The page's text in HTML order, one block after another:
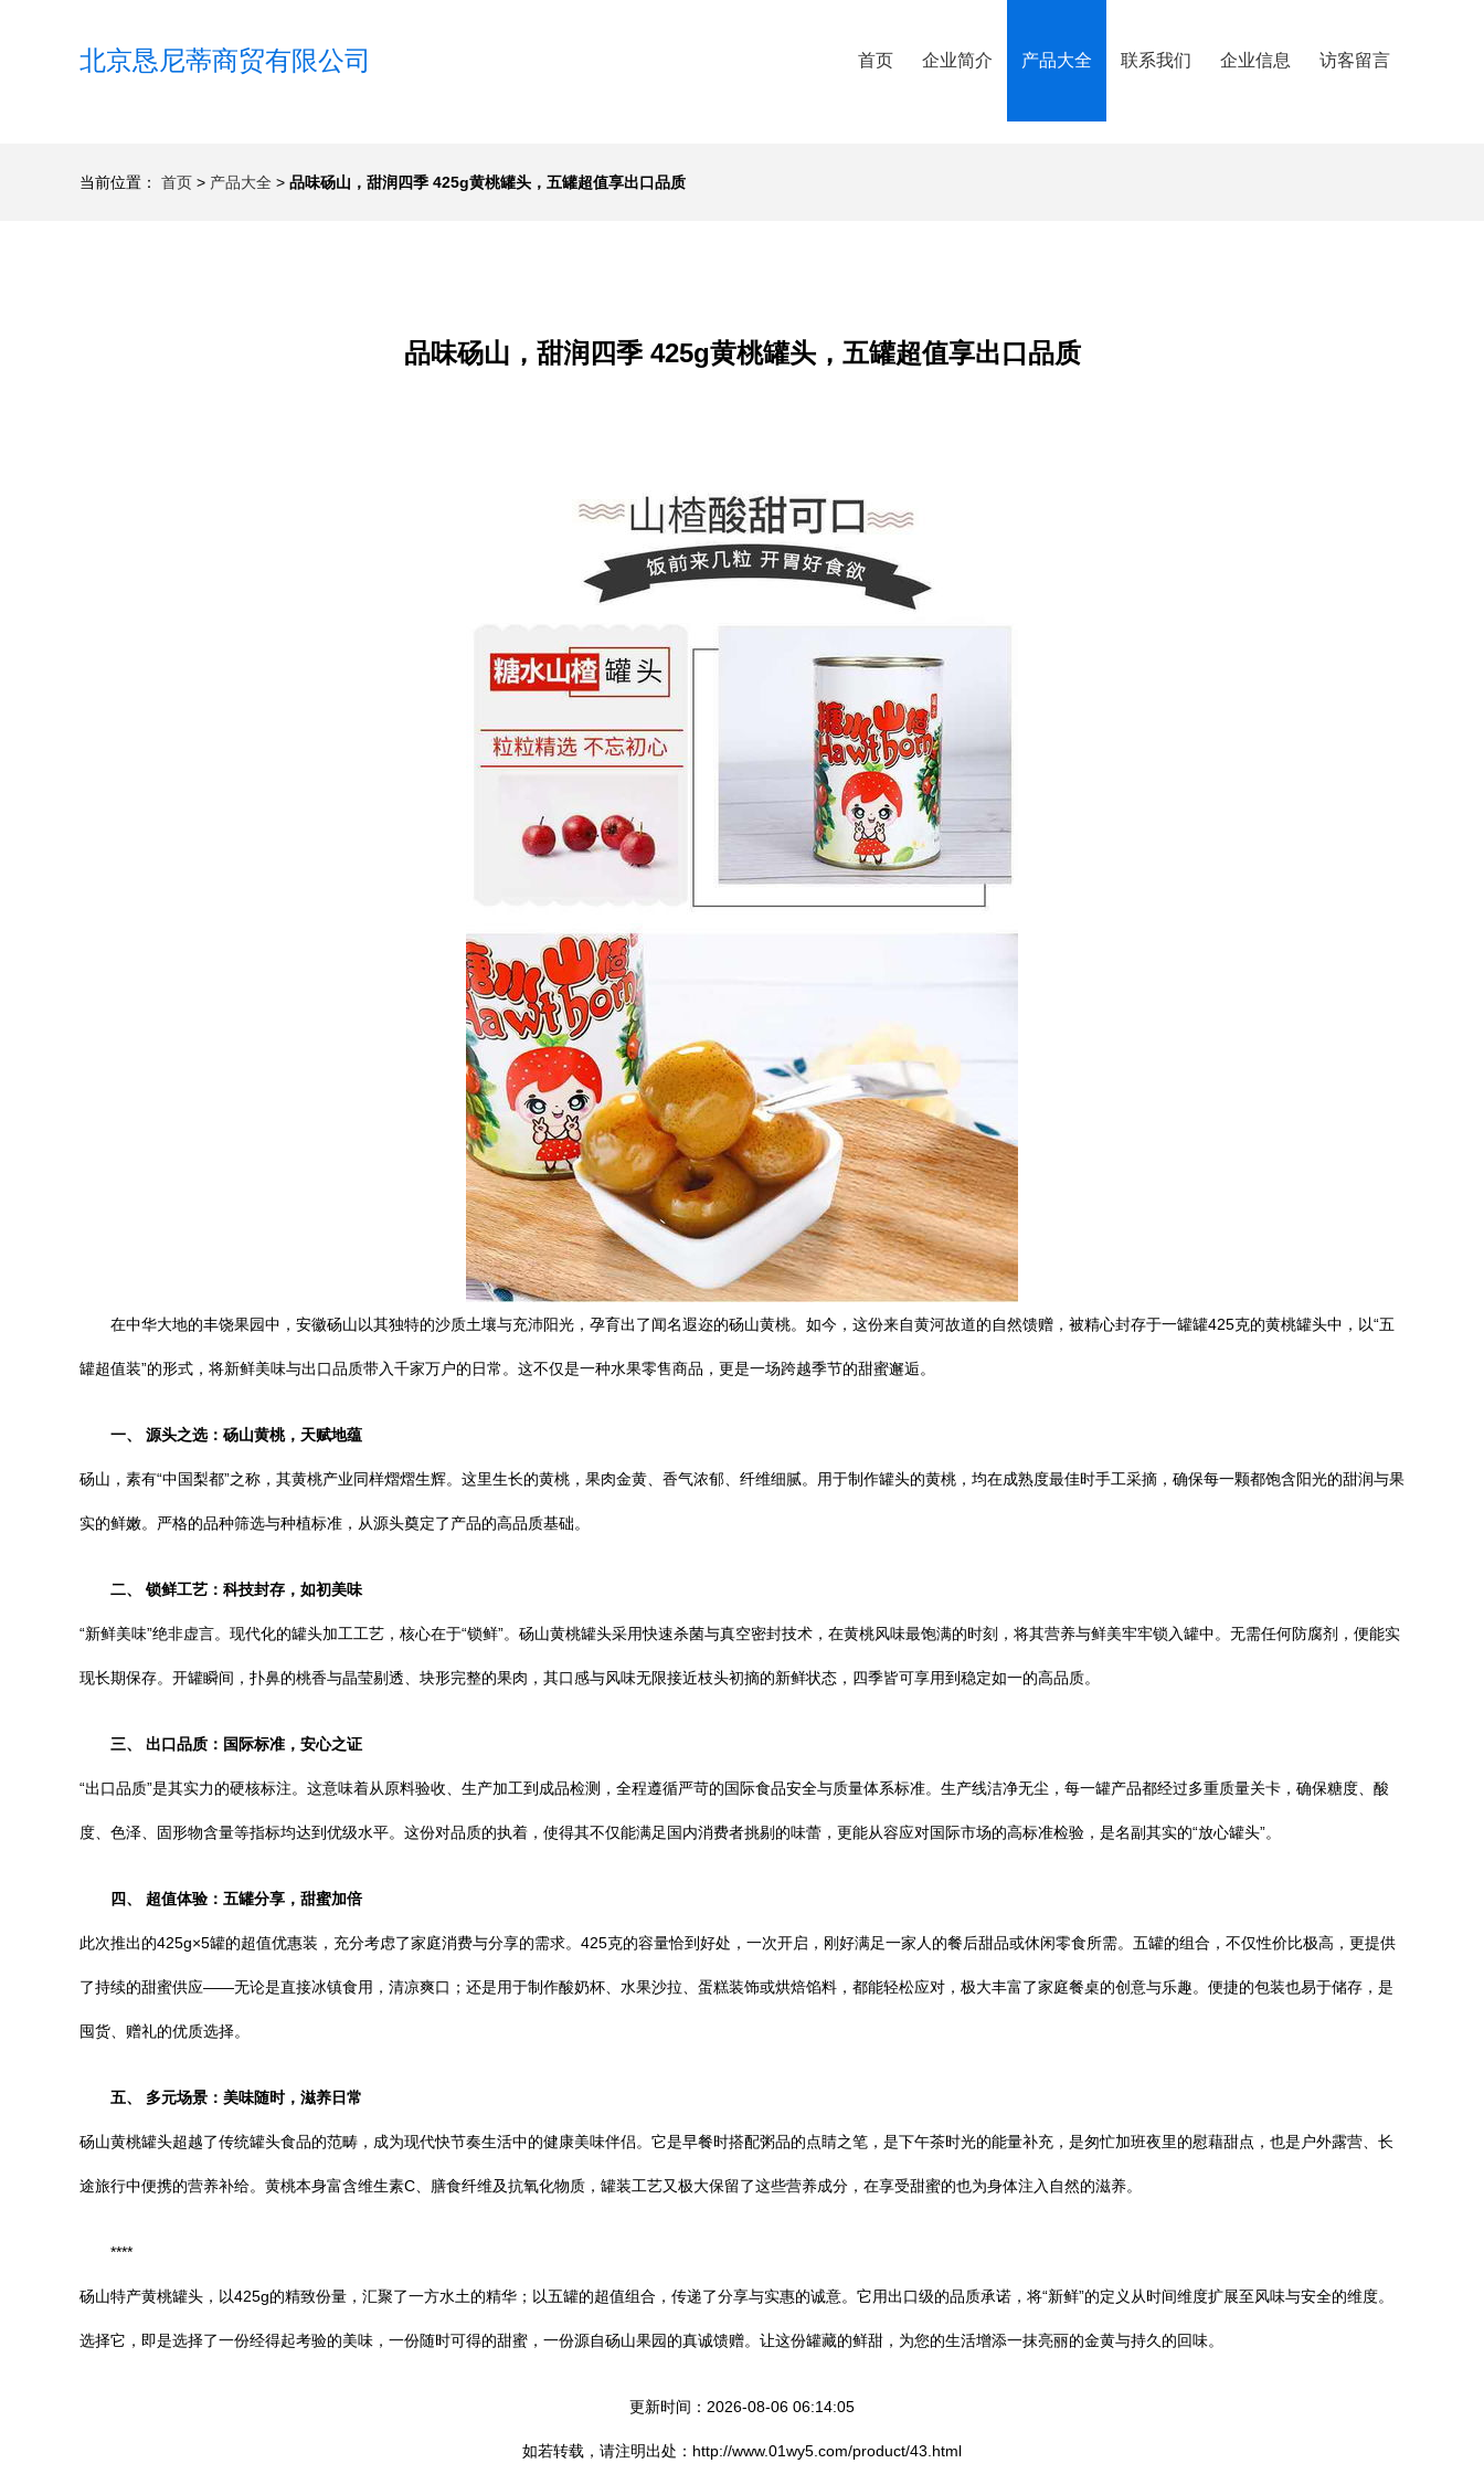
北京恳尼蒂商贸有限公司 首页 企业简介 产品大全 联系我们 企业信息 访客留言
当前位置： 首页 > 产品大全 > 品味砀山，甜润四季 425g黄桃罐头，五罐超值享出口品质
品味砀山，甜润四季 425g黄桃罐头，五罐超值享出口品质
在中华大地的丰饶果园中，安徽砀山以其独特的沙质土壤与充沛阳光，孕育出了闻名遐迩的砀山黄桃。如今，这份来自黄河故道的自然馈赠，被精心封存于一罐罐425克的黄桃罐头中，以“五
罐超值装”的形式，将新鲜美味与出口品质带入千家万户的日常。这不仅是一种水果零售商品，更是一场跨越季节的甜蜜邂逅。
一、 源头之选：砀山黄桃，天赋地蕴
砀山，素有“中国梨都”之称，其黄桃产业同样熠熠生辉。这里生长的黄桃，果肉金黄、香气浓郁、纤维细腻。用于制作罐头的黄桃，均在成熟度最佳时手工采摘，确保每一颗都饱含阳光的甜润与果
实的鲜嫩。严格的品种筛选与种植标准，从源头奠定了产品的高品质基础。
二、 锁鲜工艺：科技封存，如初美味
“新鲜美味”绝非虚言。现代化的罐头加工工艺，核心在于“锁鲜”。砀山黄桃罐头采用快速杀菌与真空密封技术，在黄桃风味最饱满的时刻，将其营养与鲜美牢牢锁入罐中。无需任何防腐剂，便能实
现长期保存。开罐瞬间，扑鼻的桃香与晶莹剔透、块形完整的果肉，其口感与风味无限接近枝头初摘的新鲜状态，四季皆可享用到稳定如一的高品质。
三、 出口品质：国际标准，安心之证
“出口品质”是其实力的硬核标注。这意味着从原料验收、生产加工到成品检测，全程遵循严苛的国际食品安全与质量体系标准。生产线洁净无尘，每一罐产品都经过多重质量关卡，确保糖度、酸
度、色泽、固形物含量等指标均达到优级水平。这份对品质的执着，使得其不仅能满足国内消费者挑剔的味蕾，更能从容应对国际市场的高标准检验，是名副其实的“放心罐头”。
四、 超值体验：五罐分享，甜蜜加倍
此次推出的425g×5罐的超值优惠装，充分考虑了家庭消费与分享的需求。425克的容量恰到好处，一次开启，刚好满足一家人的餐后甜品或休闲零食所需。五罐的组合，不仅性价比极高，更提供
了持续的甜蜜供应——无论是直接冰镇食用，清凉爽口；还是用于制作酸奶杯、水果沙拉、蛋糕装饰或烘焙馅料，都能轻松应对，极大丰富了家庭餐桌的创意与乐趣。便捷的包装也易于储存，是
囤货、赠礼的优质选择。
五、 多元场景：美味随时，滋养日常
砀山黄桃罐头超越了传统罐头食品的范畴，成为现代快节奏生活中的健康美味伴侣。它是早餐时搭配粥品的点睛之笔，是下午茶时光的能量补充，是匆忙加班夜里的慰藉甜点，也是户外露营、长
途旅行中便携的营养补给。黄桃本身富含维生素C、膳食纤维及抗氧化物质，罐装工艺又极大保留了这些营养成分，在享受甜蜜的也为身体注入自然的滋养。
****
砀山特产黄桃罐头，以425g的精致份量，汇聚了一方水土的精华；以五罐的超值组合，传递了分享与实惠的诚意。它用出口级的品质承诺，将“新鲜”的定义从时间维度扩展至风味与安全的维度。
选择它，即是选择了一份经得起考验的美味，一份随时可得的甜蜜，一份源自砀山果园的真诚馈赠。让这份罐藏的鲜甜，为您的生活增添一抹亮丽的金黄与持久的回味。
更新时间：2026-08-06 06:14:05
如若转载，请注明出处：http://www.01wy5.com/product/43.html